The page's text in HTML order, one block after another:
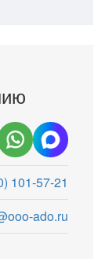
101-57-21
ado.ru